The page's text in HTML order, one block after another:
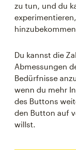
zu tun, und du
Du kannst die
Abmessungen
Bedürfnisse
wenn du mehr
des Buttons
den Button auf
willst.